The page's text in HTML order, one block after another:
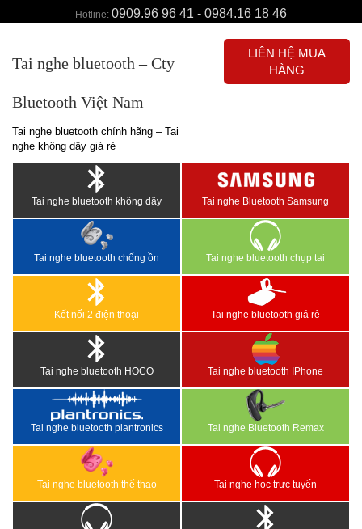
Hotline: 0909.96 96 41 - 0984.16 18 46
Tai nghe bluetooth – Cty
Bluetooth Việt Nam
Tai nghe bluetooth chính hãng – Tai
nghe không dây giá rẻ
LIÊN HỆ MUA
HÀNG
Tai nghe bluetooth không dây Tai nghe Bluetooth Samsung
Tai nghe bluetooth chống ồn Tai nghe bluetooth chụp tai
Kết nối 2 điện thoại Tai nghe bluetooth giá rẻ
Tai nghe bluetooth HOCO Tai nghe bluetooth IPhone
Tai nghe bluetooth plantronics Tai nghe Bluetooth Remax
Tai nghe bluetooth thể thao Tai nghe học trực tuyến